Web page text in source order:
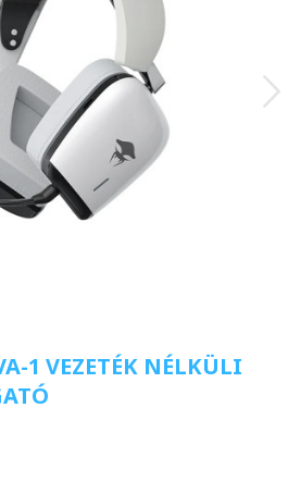
1 VEZETÉK NÉLKÜLI